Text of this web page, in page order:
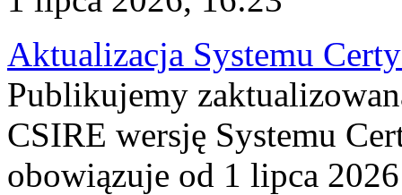
Aktualizacja Systemu
Publikujemy
CSIRE wersję Systemu
obowiązuje od 1 lipca